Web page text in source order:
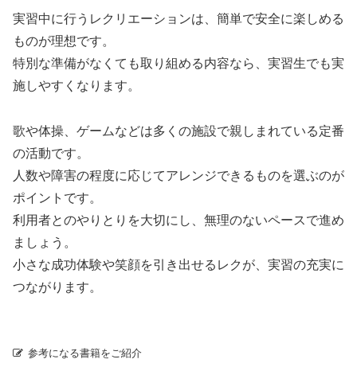
実習中に行うレクリエーションは、簡単で安全に楽しめる
ものが理想です。
特別な準備がなくても取り組める内容なら、実習生でも実
施しやすくなります。
歌や体操、ゲームなどは多くの施設で親しまれている定番
の活動です。
人数や障害の程度に応じてアレンジできるものを選ぶのが
ポイントです。
利用者とのやりとりを大切にし、無理のないペースで進め
ましょう。
小さな成功体験や笑顔を引き出せるレクが、実習の充実に
つながります。
参考になる書籍をご紹介